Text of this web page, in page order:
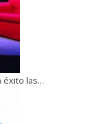
éxito las…